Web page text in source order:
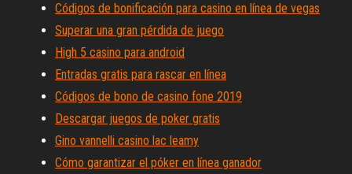
Códigos de bonificación para casino en línea de vegas
Superar una gran pérdida de juego
High 5 casino para android
Entradas gratis para rascar en línea
Códigos de bono de casino fone 2019
Descargar juegos de poker gratis
Gino vannelli casino lac leamy
Cómo garantizar el póker en línea ganador